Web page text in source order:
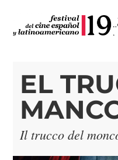
EL
Il trucco del